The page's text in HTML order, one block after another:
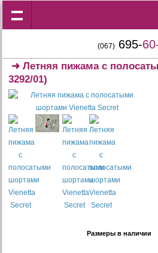
(067) 695-
➜Летняя пижама с
3292/01)
Размеры в наличии